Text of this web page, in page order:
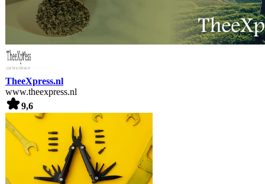
TheeXpress.nl
www.theexpress.nl
9,6